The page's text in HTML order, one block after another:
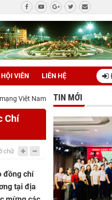
HỘI VIÊN LIÊN HỆ
Việt Nam
Chí
chữ
đồng chí
tại địa
TIN MỚI